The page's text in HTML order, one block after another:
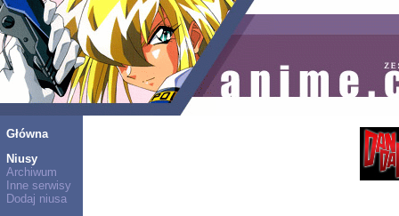
Główna
Niusy
Archiwum
Inne serwisy
Dodaj niusa